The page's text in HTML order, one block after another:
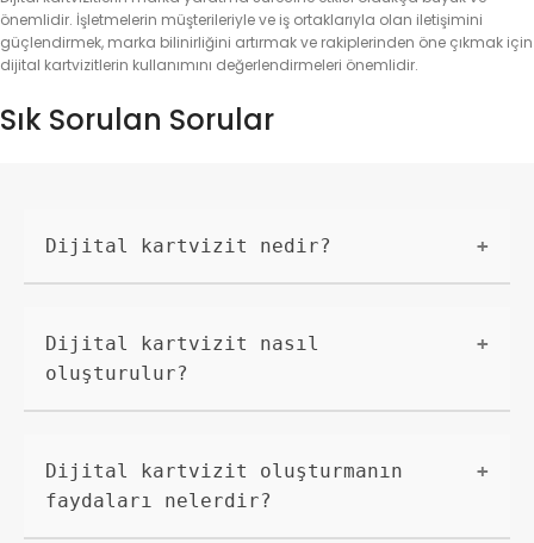
önemlidir. İşletmelerin müşterileriyle ve iş ortaklarıyla olan iletişimini
güçlendirmek, marka bilinirliğini artırmak ve rakiplerinden öne çıkmak için
dijital kartvizitlerin kullanımını değerlendirmeleri önemlidir.
Sık Sorulan Sorular
Dijital kartvizit nedir?
dijital bir tanıtım kartıdır. İşletmelerin,
profesyonellerin ve serbest çalışanların işlerini
tanıtmak ve iletişim bilgilerini paylaşmak için
kullandıkları bir araçtır.
Dijital kartvizit nasıl
oluşturulur?
platformu kullanabilir, ister grafik tasarım
yazılımlarıyla kendi kartvizitinizi
tasarlayabilirsiniz. Kartvizitinizi oluştururken
kişisel bilgilerinizi, iş bilgilerinizi ve logonuzu
Dijital kartvizit oluşturmanın
faydaları nelerdir?